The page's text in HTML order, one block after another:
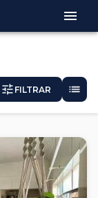
FILTRAR